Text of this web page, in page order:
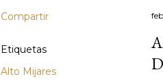
Compartir
Etiquetas
Alto Mijares